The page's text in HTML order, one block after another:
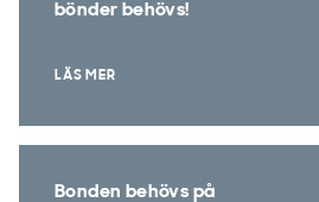
bönder behövs!
LÄS MER
Bonden behövs på